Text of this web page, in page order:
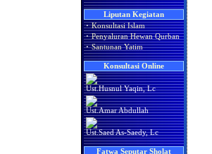
Liputan Kegiatan
· Konsultasi Islam
· Penyaluran Hewan Qurban
· Santunan Yatim
Konsultasi Online
Ust.Husnul Yaqin, Lc
Ust.Amar Abdullah
Ust.Saed As-Saedy, Lc
Fatwa Seputar Sholat